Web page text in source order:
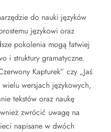
do nauki języków
językowi oraz
pokolenia mogą łatwiej
i struktury gramatyczne.
Kapturek” czy „Jaś
wersjach językowych,
tekstów oraz naukę
zwrócić uwagę na
napisane w dwóch